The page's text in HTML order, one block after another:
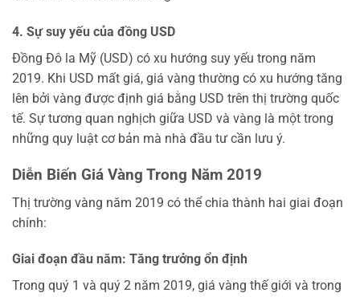
4. Sự suy yếu của đồng USD
Đồng Đô la Mỹ (USD) có xu hướng suy yếu trong năm
2019. Khi USD mất giá, giá vàng thường có xu hướng tăng
lên bởi vàng được định giá bằng USD trên thị trường quốc
tế. Sự tương quan nghịch giữa USD và vàng là một trong
những quy luật cơ bản mà nhà đầu tư cần lưu ý.
Diễn Biến Giá Vàng Trong Năm 2019
Thị trường vàng năm 2019 có thể chia thành hai giai đoạn
chính:
Giai đoạn đầu năm: Tăng trưởng ổn định
Trong quý 1 và quý 2 năm 2019, giá vàng thế giới và trong